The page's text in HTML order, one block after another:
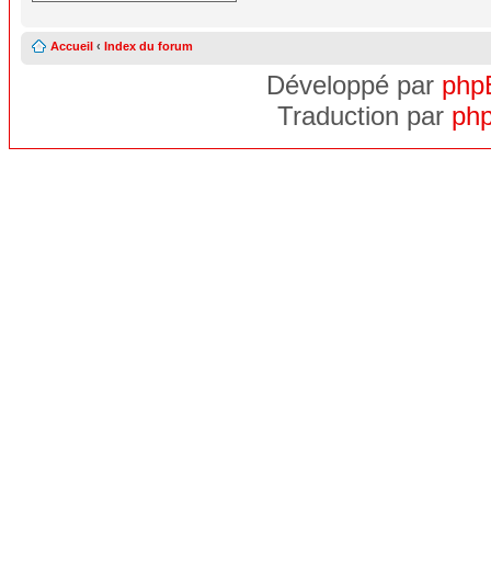
Accueil ‹ Index du forum
Développé par
Traduction par